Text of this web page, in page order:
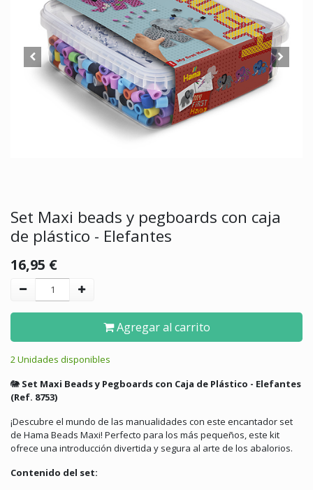
Set Maxi beads y pegboards con caja
de plástico - Elefantes
16,95 €
Agregar al carrito
2 Unidades disponibles
🐘 Set Maxi Beads y Pegboards con Caja de Plástico - Elefantes
(Ref. 8753)
¡Descubre el mundo de las manualidades con este encantador set
de Hama Beads Maxi! Perfecto para los más pequeños, este kit
ofrece una introducción divertida y segura al arte de los abalorios.
Contenido del set: